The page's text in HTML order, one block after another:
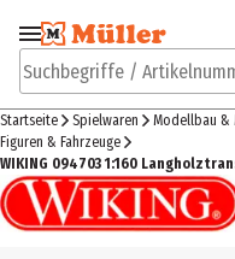
Zur Navigation
springen
Suchbegriffe /
Startseite Spielwaren Modellbau &
Figuren & Fahrzeuge
WIKING 094703 1:160